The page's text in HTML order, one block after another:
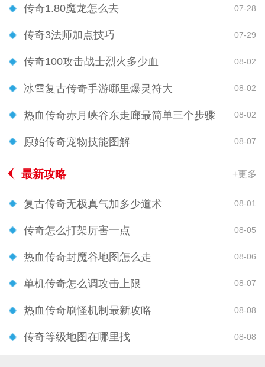
传奇1.80魔龙怎么去 07-28
传奇3法师加点技巧 07-29
传奇100攻击战士烈火多少血 08-02
冰雪复古传奇手游哪里爆灵符大 08-02
热血传奇赤月峡谷东走廊最简单三个步骤 08-02
原始传奇宠物技能图解 08-07
最新攻略 +更多
复古传奇无极真气加多少道术 08-01
传奇怎么打架厉害一点 08-05
热血传奇封魔谷地图怎么走 08-06
单机传奇怎么调攻击上限 08-07
热血传奇刷怪机制最新攻略 08-08
传奇等级地图在哪里找 08-08